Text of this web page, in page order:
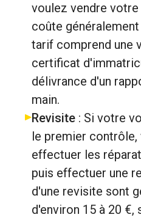
voulez vendre
coûte
tarif comprend une
certificat
délivrance d'un
main.
Revisite : Si votre
le premier contrôle,
effectuer les
puis effectuer une
d'une revisite sont
d'environ 15 à 20 €,